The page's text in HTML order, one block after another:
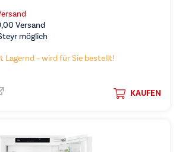
Versand
möglich
Lagernd – wird für Sie bestellt!
KAUFEN